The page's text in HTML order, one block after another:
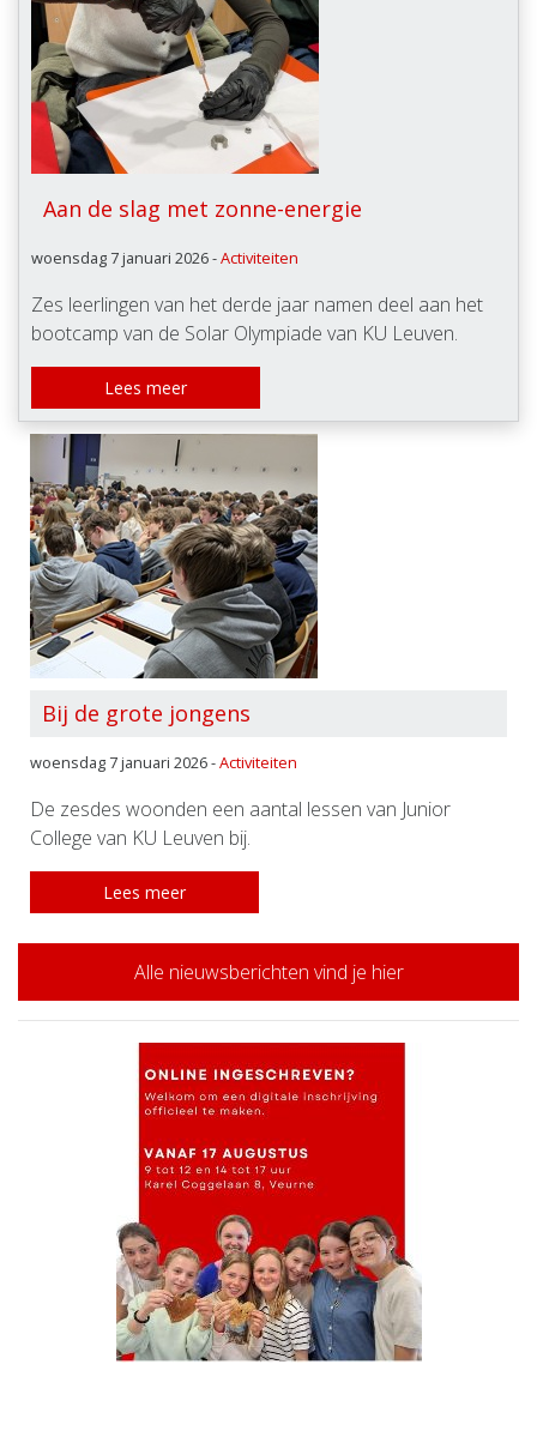
Aan de slag met zonne-energie
woensdag 7 januari 2026 -Activiteiten
Zes leerlingen van het derde jaar namen deel aan het
bootcamp van de Solar Olympiade van KU Leuven.
Lees meer
Bij de grote jongens
woensdag 7 januari 2026 -Activiteiten
De zesdes woonden een aantal lessen van Junior
College van KU Leuven bij.
Lees meer
Alle nieuwsberichten vind je hier